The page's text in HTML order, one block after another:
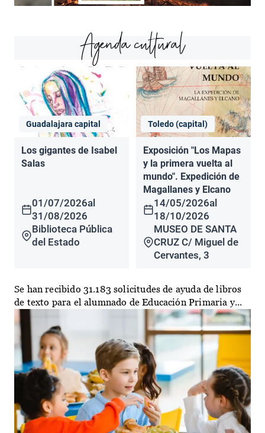
Agenda cultural
Guadalajara capital
Los gigantes de Isabel
Salas
01/07/2026al
31/08/2026
Biblioteca Pública
del Estado
Toledo (capital)
Exposición "Los Mapas
y la primera vuelta al
mundo". Expedición de
Magallanes y Elcano
14/05/2026al
18/10/2026
MUSEO DE SANTA
CRUZ C/ Miguel de
Cervantes, 3
Se han recibido 31.183 solicitudes de ayuda de libros
de texto para el alumnado de Educación Primaria y...